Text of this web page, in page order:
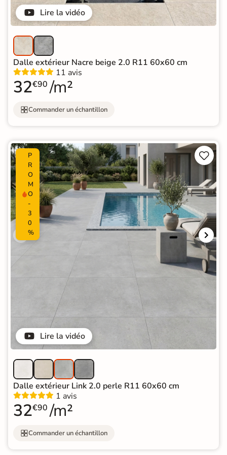
Lire la vidéo
Dalle extérieur Nacre beige 2.0 R11 60x60 cm
11 avis
32€90 /m²
Commander un échantillon
Lire la vidéo
P
R
O
M
O
-
3
0
%


Dalle extérieur Link 2.0 perle R11 60x60 cm
1 avis
32€90 /m²
Commander un échantillon